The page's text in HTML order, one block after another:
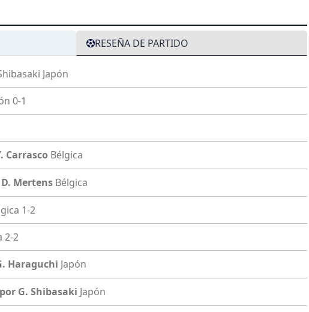
RESEÑA DE PARTIDO
Japón
0-1
Carrasco Bélgica
Mertens Bélgica
1-2
2-2
Haraguchi Japón
G. Shibasaki Japón